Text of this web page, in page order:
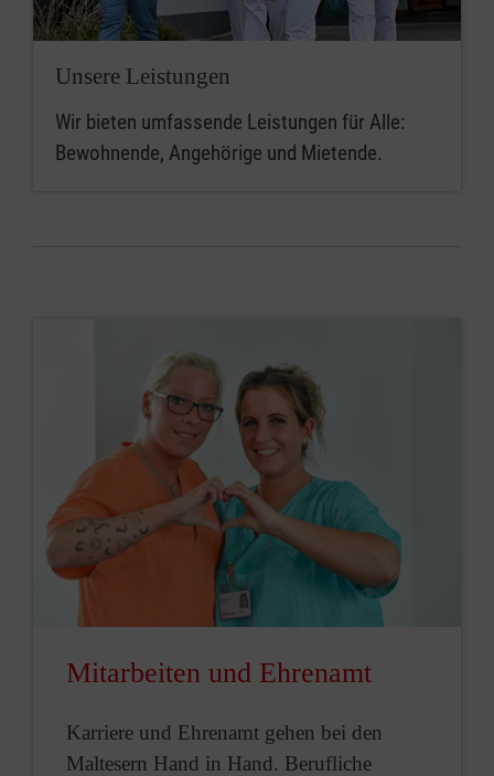
Unsere Leistungen
Wir bieten umfassende Leistungen für Alle:
Bewohnende, Angehörige und Mietende.
Mitarbeiten und Ehrenamt
Karriere und Ehrenamt gehen bei den
Maltesern Hand in Hand. Berufliche